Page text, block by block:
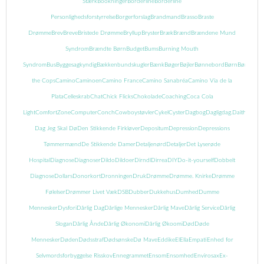
StærkBookningerBorderlineBorderline
PersonlighedsforstyrrelseBorgerforslagBrandmand Brasso Braste
DrømmeBrevBreveBristede DrømmeBryllup BrysterBrækBrænd Brændene Mund
SyndromBrændte Børn BudgetBumsBurning Mouth
SyndromBusByggesagkyndigBækkenbundskuglerBænkBøgerBøjlerBønnebord Børn Børnebog
the CopsCaminoCaminoenCamino FranceCamino SanabréaCamino Via de la
PlataCelleskrabChatChick FlicksChokoladeCoachingCoca Cola
LightComfortZoneComputerConchCowboystøvlerCykelCysterDagbogDagligdag.Daith
Dag Jeg Skal Dø Den Stikkende FirkløverDepositumDepression Depressions
Tømmermænd De Stikkende DamerDetaljenørd DetaljerDet Lyserøde
Hospital DiagnoseDiagnoserDildo DildoerDirndl Dirrea DIYDo-it-yourselfDobbelt
DiagnoseDollarsDonorkortDronningen DrukDrømmeDrømme. KnirkeDrømme
FølelserDrømmer Livet VækDSBDubberDukkehusDumhed Dumme
MenneskerDysforiDårlig DagDårlige MenneskerDårlig MaveDårlig ServiceDårlig
Slogan Dårlig ÅndeDårlig ØkonomiDårlig ØkoomiDød Døde
MenneskerDøden DødsstrafDødsønskeDø MaveEddikeEl Ella Empati Enhed for
Selvmordsforbyggelse RisskovEnnegrammetEnsomEnsomhed EnvirosaxEx-